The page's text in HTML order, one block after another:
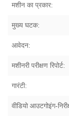
मशीन का प्रकार:
मुख्य घटक:
आवेदन:
मशीनरी परीक्षण रिपोर्ट:
गारंटी:
वीडियो आउटगोइंग-